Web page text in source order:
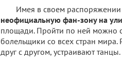
Имея в своем распоряжении
неофициальную фан-зону на
площади. Пройти по ней можно с
болельщики со всех стран
друг с другом, устраивают танцы.